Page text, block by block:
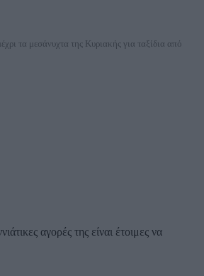
τα μεσάνυχτα της Κυριακής για ταξίδια από
αγορές της είναι έτοιμες να